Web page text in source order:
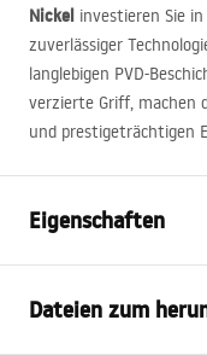
Nickel investieren Sie
zuverlässiger
langlebigen PVD-
verzierte Griff, machen
und prestigeträchtigen
Eigenschaften
Montageart
Dateien zum